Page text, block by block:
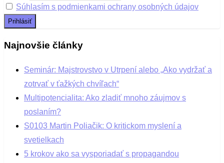
Súhlasím s podmienkami ochrany osobných údajov
Najnovšie články
Seminár: Majstrovstvo v Utrpení alebo „Ako vydržať a
zotrvať v ťažkých chvíľach“
Multipotencialita: Ako zladiť mnoho záujmov s
poslaním?
S0103 Martin Poliačik: O kritickom myslení a
svetielkach
5 krokov ako sa vysporiadať s propagandou